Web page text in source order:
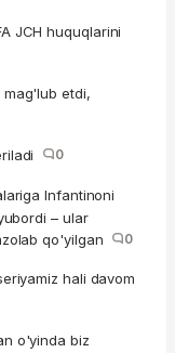
JCH huquqlarini
mag'lub etdi,
0
Infantinoni
– ular
qo'yilgan
0
hali davom
o'yinda biz